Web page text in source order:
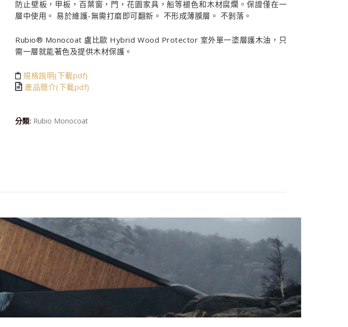
防止壁板，甲板，百葉窗，門，花園家具，船等褪色和木材腐爛。保證僅在一
層中使用。 易於維護-無需打磨即可翻新。 不形成薄膜層。 不剝落。
Rubio® Monocoat 盧比歐 Hybrid Wood Protector 室外單一塗層護木油，只
需一層就能著色及提供木材保護。
規格說明(下載pdf)
產品簡介(下載pdf)
分類: Rubio Monocoat